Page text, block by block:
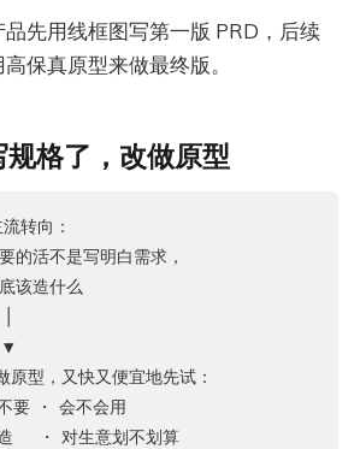
先用线框图写第一版 PRD，后续
保真原型来做最终版。
格了，改做原型
转向：
的活不是写明白需求，
该造什么
▼
型，又快又便宜地先试：
要 · 会不会用
· 对生意划不划算